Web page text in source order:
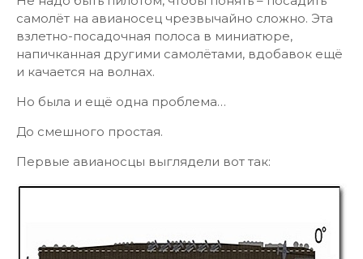
самолёт на авианосец чрезвычайно сложно. Эта
взлетно-посадочная полоса в миниатюре,
напичканная другими самолётами, вдобавок ещё
и качается на волнах.
Но была и ещё одна проблема…
До смешного простая.
Первые авианосцы выглядели вот так: